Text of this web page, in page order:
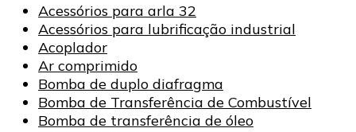
Acessórios para arla 32
Acessórios para lubrificação industrial
Acoplador
Ar comprimido
Bomba de duplo diafragma
Bomba de Transferência de Combustível
Bomba de transferência de óleo